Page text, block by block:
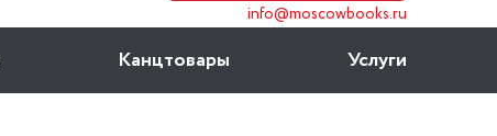
info@moscowbooks.ru
Канцтовары Услуги